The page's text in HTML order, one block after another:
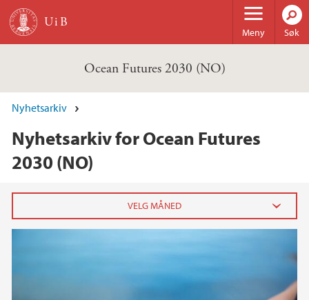
Hopp til hovedinnhold
Meny Søk
Ocean Futures 2030 (NO)
Nyhetsarkiv
Nyhetsarkiv for Ocean Futures
2030 (NO)
februar (1)